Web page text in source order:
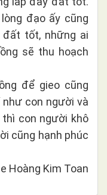
đạo ấy cũng
tốt, những ai
sẽ thu hoạch
để gieo cũng
con người và
thì con người khô
cũng hạnh phúc
Hoàng Kim Toan